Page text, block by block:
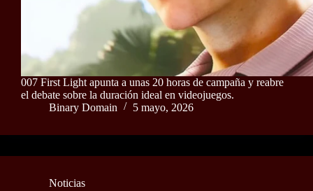
007 First Light apunta a unas 20 horas de campaña y reabre
el debate sobre la duración ideal en videojuegos.
Binary Domain
5 mayo, 2026
Noticias